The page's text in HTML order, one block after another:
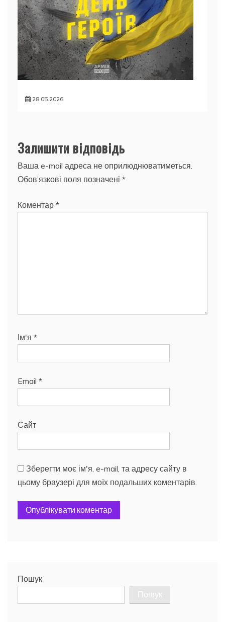
28.05.2026
Залишити відповідь
Ваша e-mail адреса не оприлюднюватиметься.
Обов’язкові поля позначені *
Коментар *
Ім'я *
Email *
Сайт
Зберегти моє ім'я, e-mail, та адресу сайту в
цьому браузері для моїх подальших коментарів.
Пошук
Пошук